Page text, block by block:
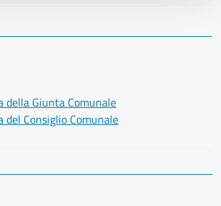
della Giunta Comunale
del Consiglio Comunale